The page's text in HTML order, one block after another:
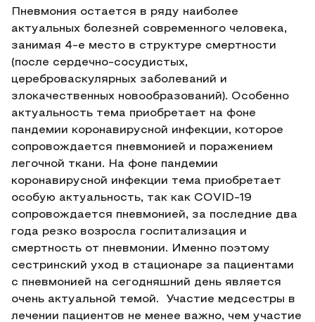
Пневмония остается в ряду наиболее
актуальных болезней современного человека,
занимая 4-е место в структуре смертности
(после сердечно-сосудистых,
цереброваскулярных заболеваний и
злокачественных новообразований). Особенно
актуальность тема приобретает на фоне
пандемии коронавирусной инфекции, которое
сопровождается пневмонией и поражением
легочной ткани. На фоне пандемии
коронавирусной инфекции тема приобретает
особую актуальность, так как COVID-19
сопровождается пневмонией, за последние два
года резко возросла госпитализация и
смертность от пневмонии. Именно поэтому
сестринский уход в стационаре за пациентами
с пневмонией на сегодняшний день является
очень актуальной темой. Участие медсестры в
лечении пациентов не менее важно, чем участие